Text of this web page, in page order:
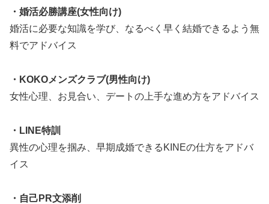
・婚活必勝講座(女性向け)
婚活に必要な知識を学び、なるべく早く結婚できるよう無
料でアドバイス
・KOKOメンズクラブ(男性向け)
女性心理、お見合い、デートの上手な進め方をアドバイス
・LINE特訓
異性の心理を掴み、早期成婚できるKINEの仕方をアドバ
イス
・自己PR文添削